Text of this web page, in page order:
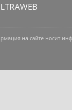
на сайте носит